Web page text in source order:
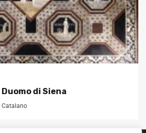
di Siena
Catalano